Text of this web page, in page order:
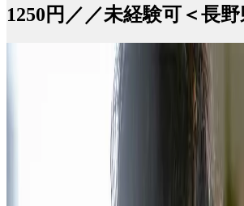
1250円／／未経験可＜長